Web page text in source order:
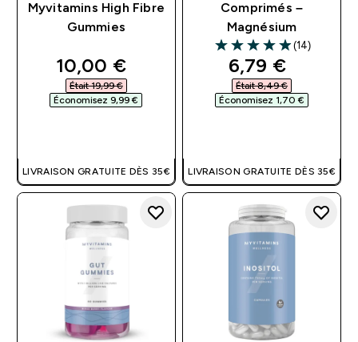
Myvitamins High Fibre
Gummies
discounted price
10,00 €‎
Était 19,99 €‎
Économisez 9,99 €‎
LIVRAISON GRATUITE DÈS 35€
Comprimés –
Magnésium
4.93 out of 5 stars
(14)
discounted
6,79 €‎
Était 8,49 €‎
Économisez 1,70 €‎
LIVRAISON GRATUITE DÈS 35€